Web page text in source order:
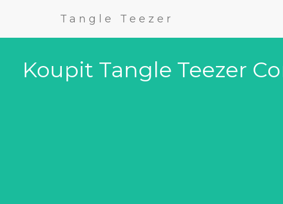
Tangle Teezer
Koupit Tangle Teezer